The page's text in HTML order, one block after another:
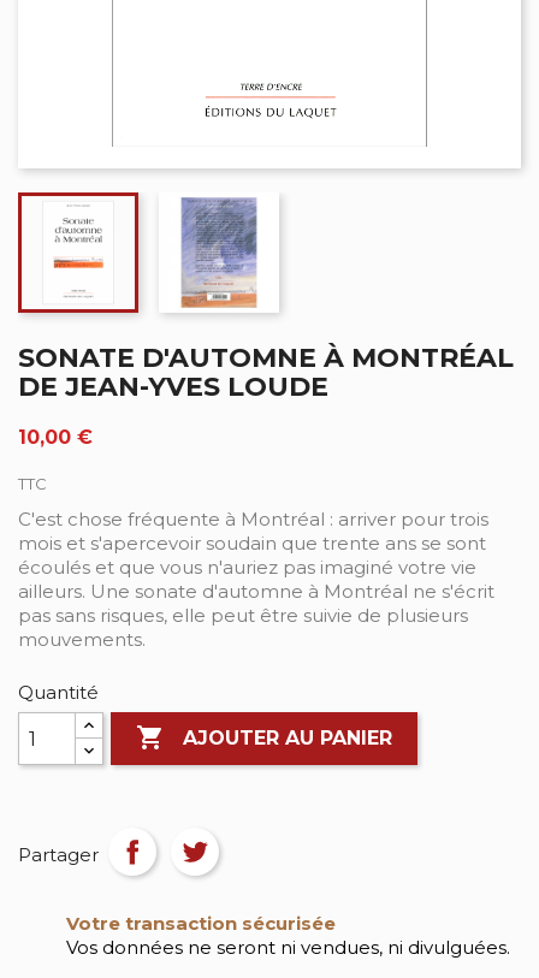
SONATE D'AUTOMNE À MONTRÉAL
DE JEAN-YVES LOUDE
10,00 €
TTC
C'est chose fréquente à Montréal : arriver pour trois
mois et s'apercevoir soudain que trente ans se sont
écoulés et que vous n'auriez pas imaginé votre vie
ailleurs. Une sonate d'automne à Montréal ne s'écrit
pas sans risques, elle peut être suivie de plusieurs
mouvements.
Quantité
 AJOUTER AU PANIER
Partager
Votre transaction sécurisée
Vos données ne seront ni vendues, ni divulguées.